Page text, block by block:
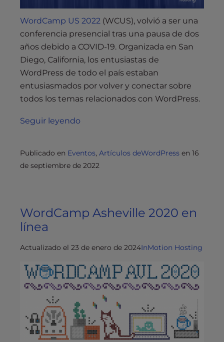
WordCamp US 2022 (WCUS), volvió a ser una
conferencia presencial tras una pausa de dos
años debido a COVID-19. Organizada en San
Diego, California, los entusiastas de
WordPress de todo el país estaban
entusiasmados por volver y conectar sobre
todos los temas relacionados con WordPress.
Seguir leyendo
Publicado en Eventos, Artículos deWordPress en 16
de septiembre de 2022
WordCamp Asheville 2020 en
línea
Actualizado el 23 de enero de 2024InMotion Hosting